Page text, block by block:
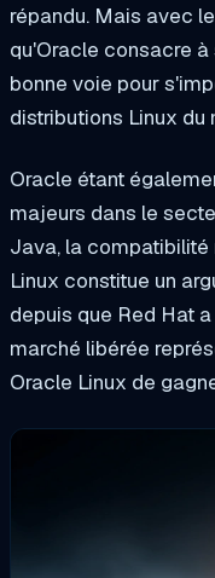
répandu. Mais avec
qu'Oracle consacre
bonne voie pour
distributions Linux du
Oracle étant
majeurs dans le
Java, la
Linux constitue un
depuis que Red Hat
marché libérée
Oracle Linux de